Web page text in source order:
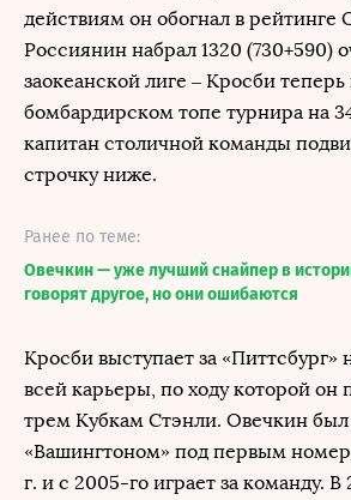
действиям он обогнал в рейтинге
Россиянин набрал 1320 (730+590)
заокеанской лиге – Кросби
бомбардирском топе турнира на
капитан столичной команды
строчку ниже.
Ранее по теме:
Овечкин — уже лучший снайпер в
говорят другое, но они ошибаются
Кросби выступает за «Питтсбург»
всей карьеры, по ходу которой он
трем Кубкам Стэнли. Овечкин
«Вашингтоном» под первым
г. и с 2005-го играет за команду. В